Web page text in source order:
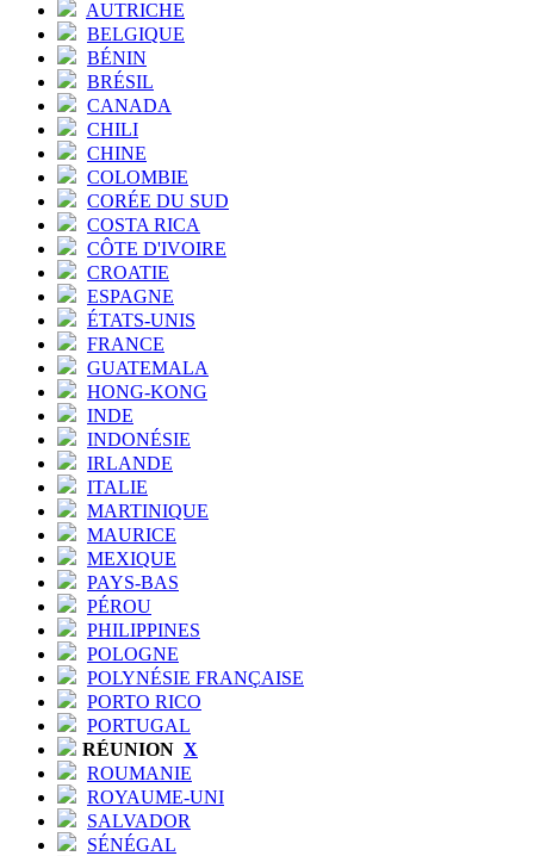
AUTRICHE
BELGIQUE
BÉNIN
BRÉSIL
CANADA
CHILI
CHINE
COLOMBIE
CORÉE DU SUD
COSTA RICA
CÔTE D'IVOIRE
CROATIE
ESPAGNE
ÉTATS-UNIS
FRANCE
GUATEMALA
HONG-KONG
INDE
INDONÉSIE
IRLANDE
ITALIE
MARTINIQUE
MAURICE
MEXIQUE
PAYS-BAS
PÉROU
PHILIPPINES
POLOGNE
POLYNÉSIE FRANÇAISE
PORTO RICO
PORTUGAL
RÉUNION X
ROUMANIE
ROYAUME-UNI
SALVADOR
SÉNÉGAL